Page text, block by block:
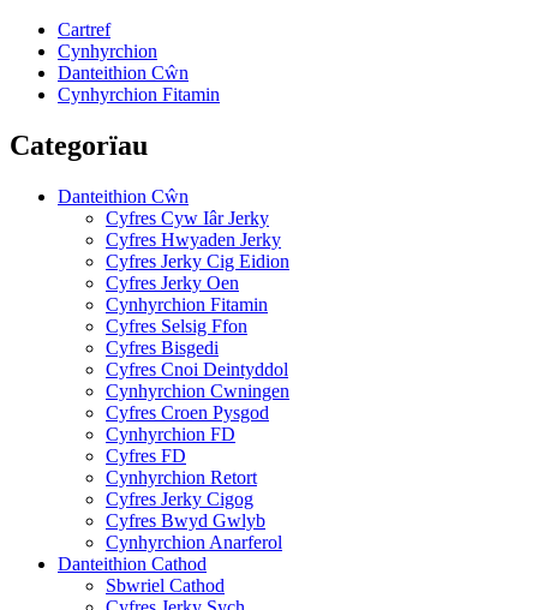
Cartref
Cynhyrchion
Danteithion Cŵn
Cynhyrchion Fitamin
Categorïau
Danteithion Cŵn
Cyfres Cyw Iâr Jerky
Cyfres Hwyaden Jerky
Cyfres Jerky Cig Eidion
Cyfres Jerky Oen
Cynhyrchion Fitamin
Cyfres Selsig Ffon
Cyfres Bisgedi
Cyfres Cnoi Deintyddol
Cynhyrchion Cwningen
Cyfres Croen Pysgod
Cynhyrchion FD
Cyfres FD
Cynhyrchion Retort
Cyfres Jerky Cigog
Cyfres Bwyd Gwlyb
Cynhyrchion Anarferol
Danteithion Cathod
Sbwriel Cathod